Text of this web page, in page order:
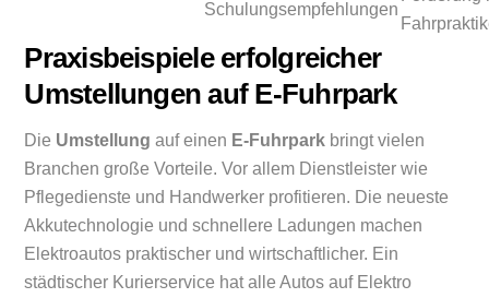
Schulungsempfehlungen
Praxisbeispiele erfolgreicher
Umstellungen auf E-Fuhrpark
Die Umstellung auf einen E-Fuhrpark bringt vielen
Branchen große Vorteile. Vor allem Dienstleister wie
Pflegedienste und Handwerker profitieren. Die neueste
Akkutechnologie und schnellere Ladungen machen
Elektroautos praktischer und wirtschaftlicher. Ein
städtischer Kurierservice hat alle Autos auf Elektro